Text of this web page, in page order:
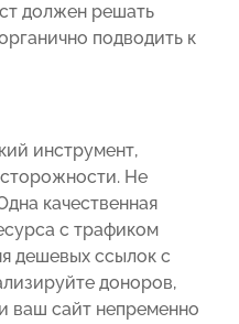
должен решать
подводить к
инструмент,
Не
качественная
с трафиком
дешевых ссылок с
доноров,
ваш сайт непременно